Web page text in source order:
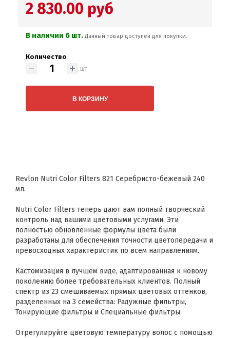
2 830.00 руб
В наличии 6 шт. Данный товар доступен для покупки.
Количество
шт
В КОРЗИНУ
Revlon Nutri Color Filters 821 Серебристо-бежевый 240
мл.
Nutri Color Filters теперь дают вам полный творческий
контроль над вашими цветовыми услугами. Эти
полностью обновленные формулы цвета были
разработаны для обеспечения точности цветопередачи и
превосходных характеристик по всем направлениям.
Кастомизация в лучшем виде, адаптированная к новому
поколению более требовательных клиентов. Полный
спектр из 23 смешиваемых прямых цветовых оттенков,
разделенных на 3 семейства: Радужные фильтры,
Тонирующие фильтры и Специальные фильтры.
Отрегулируйте цветовую температуру волос с помощью